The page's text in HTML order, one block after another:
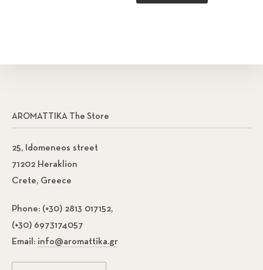
AROMATTIKA The Store
25, Idomeneos street
71202 Heraklion
Crete, Greece
Phone: (+30) 2813 017152,
(+30) 6973174057
Email: info@aromattika.gr